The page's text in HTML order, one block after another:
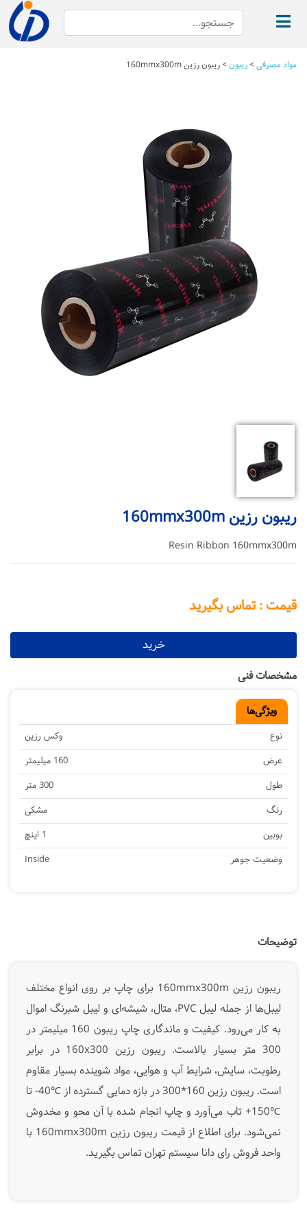
مواد مصرفی>ریبون>ریبون رزین 160mmx300m
Previous
ریبون رزین 160mmx300m
Resin Ribbon 160mmx300m
قیمت : تماس بگیرید
خرید
مشخصات فنی
ویژگی‌ها
نوع
وکس رزین
عرض
160 میلیمتر
طول
300 متر
رنگ
مشکی
بوبین
1 اینچ
وضعیت جوهر
Inside
توضیحات
ریبون رزین 160mmx300m برای چاپ بر روی انواع مختلف
لیبل‌ها از جمله لیبل PVC، متال، شیشه‌ای و لیبل شبرنگ اموال
به کار می‌رود. کیفیت و ماندگاری چاپ ریبون 160 میلیمتر در
300 متر بسیار بالاست. ریبون رزین 160x300 در برابر
رطوبت، سایش، شرایط آب و هوایی، مواد شوینده بسیار مقاوم
است. ریبون رزین 160*300 در بازه دمایی گسترده از ℃40- تا
℃150+ تاب می‌آورد و چاپ انجام شده با آن محو و مخدوش
نمی‌شود. برای اطلاع از قیمت ریبون رزین 160mmx300m با
واحد فروش رای دانا سیستم تهران تماس بگیرید.